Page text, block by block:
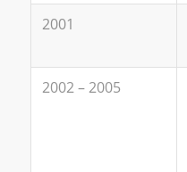
2001
2002 – 2005